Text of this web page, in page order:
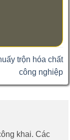
trộn hóa chất
công nghiệp
khai. Các